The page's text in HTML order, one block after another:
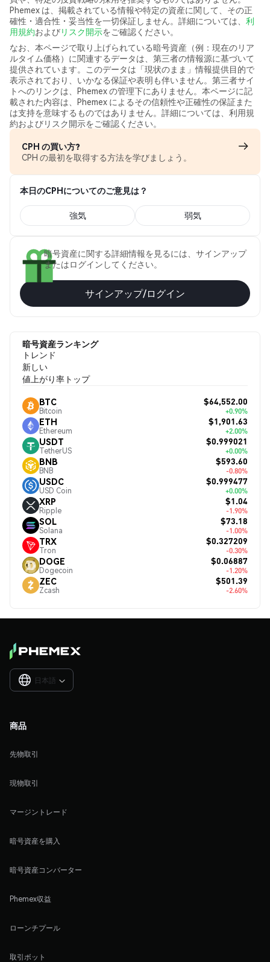
Phemex は、掲載されている情報や特定の資産に関して、その正
確性・適合性・妥当性を一切保証しません。詳細については、 利
用規約およびリスク開示をご確認ください。
なお、本ページで取り上げられている暗号資産（例：現在のリア
ルタイム価格）に関連するデータは、第三者の情報源に基づいて
提供されています。このデータは「現状のまま」情報提供目的で
表示されており、いかなる保証や表明も伴いません。第三者サイ
トへのリンクは、Phemex の管理下にありません。本ページに記
載された内容は、Phemex によるその信頼性や正確性の保証また
は支持を意味するものではありません。詳細については、利用規
約およびリスク開示をご確認ください。
CPH の買い方?
CPH の最初を取得する方法を学びましょう。
本日のCPHについてのご意見は？
強気 弱気
暗号資産に関する詳細情報を見るには、サインアップ
またはログインしてください。
サインアップ/ログイン
暗号資産ランキング
トレンド
新しい
値上がり率トップ
BTC
Bitcoin
$64,552.00
+0.90%
ETH
Ethereum
$1,901.63
+2.00%
USDT
TetherUS
$0.999021
+0.00%
BNB
BNB
$593.60
-0.80%
USDC
USD Coin
$0.999477
+0.00%
XRP
Ripple
$1.04
-1.90%
SOL
Solana
$73.18
-1.00%
TRX
Tron
$0.327209
-0.30%
DOGE
Dogecoin
$0.06887
-1.20%
ZEC
Zcash
$501.39
-2.60%
日本語 
商品
先物取引
現物取引
マージントレード
暗号資産を購入
暗号資産コンバーター
Phemex収益
ローンチプール
取引ボット